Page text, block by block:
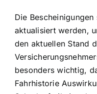
Die
aktualisiert werden,
den aktuellen Stand
besonders wichtig,
Fahrhistorie